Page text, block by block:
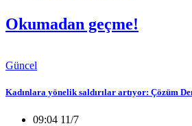
Okumadan geçme!
Güncel
Kadınlara yönelik saldırılar artıyor: Çözüm
09:04 11/7